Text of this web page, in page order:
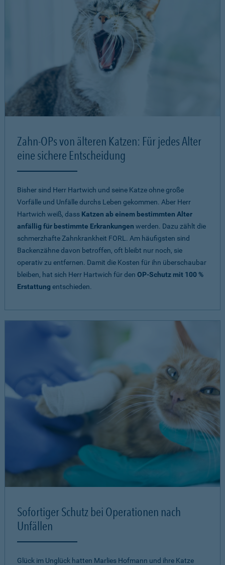
Zahn-OPs von älteren Katzen: Für jedes Alter
eine sichere Entscheidung
Bisher sind Herr Hartwich und seine Katze ohne große
Vorfälle und Unfälle durchs Leben gekommen. Aber Herr
Hartwich weiß, dass Katzen ab einem bestimmten Alter
anfällig für bestimmte Erkrankungen werden. Dazu zählt die
schmerzhafte Zahnkrankheit FORL. Am häufigsten sind
Backenzähne davon betroffen, oft bleibt nur noch, sie
operativ zu entfernen. Damit die Kosten für ihn überschaubar
bleiben, hat sich Herr Hartwich für den OP-Schutz mit 100 %
Erstattung entschieden.
Sofortiger Schutz bei Operationen nach
Unfällen
Glück im Unglück hatten Marlies Hofmann und ihre Katze